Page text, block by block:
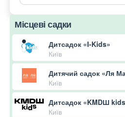
Місцеві садки
Дитсадок «I-Kids»
Київ
Дитячий садок «Ля
Київ
Дитсадок «KMDШ
Київ